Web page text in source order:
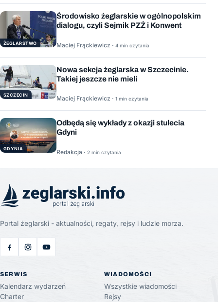
ŻEGLARSTWO
Środowisko żeglarskie w ogólnopolskim
dialogu, czyli Sejmik PZŻ i Konwent
Maciej Frąckiewicz · 4 min czytania
SZCZECIN
Nowa sekcja żeglarska w Szczecinie.
Takiej jeszcze nie mieli
Maciej Frąckiewicz · 1 min czytania
GDYNIA
Odbędą się wykłady z okazji stulecia
Gdyni
Redakcja · 2 min czytania
Portal żeglarski - aktualności, regaty, rejsy i ludzie morza.
SERWIS
Kalendarz wydarzeń
Charter
WIADOMOŚCI
Wszystkie wiadomości
Rejsy